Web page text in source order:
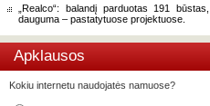
„Realco“: balandį parduotas 191 būstas,
dauguma – pastatytuose projektuose.
Apklausos
Kokiu internetu naudojatės namuose?